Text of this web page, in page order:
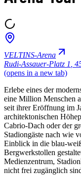
VELTINS-Arena
Rudi-Assauer-Platz 1
(opens in a new tab)
Erlebe eines der
eine Million Menschen
seit ihrer Eröffnung im
architektonischen
Cabrio-Dach oder der
Stadiongäste nach wie
Einblick in die blau-
Bergwerkstollen
Medienzentrum,
nicht frei zugänglich